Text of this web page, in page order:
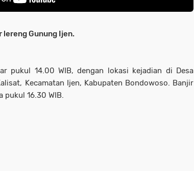
lereng Gunung Ijen.
pukul 14.00 WIB, dengan lokasi kejadian di Desa
Kecamatan Ijen, Kabupaten Bondowoso. Banjir
pukul 16.30 WIB.